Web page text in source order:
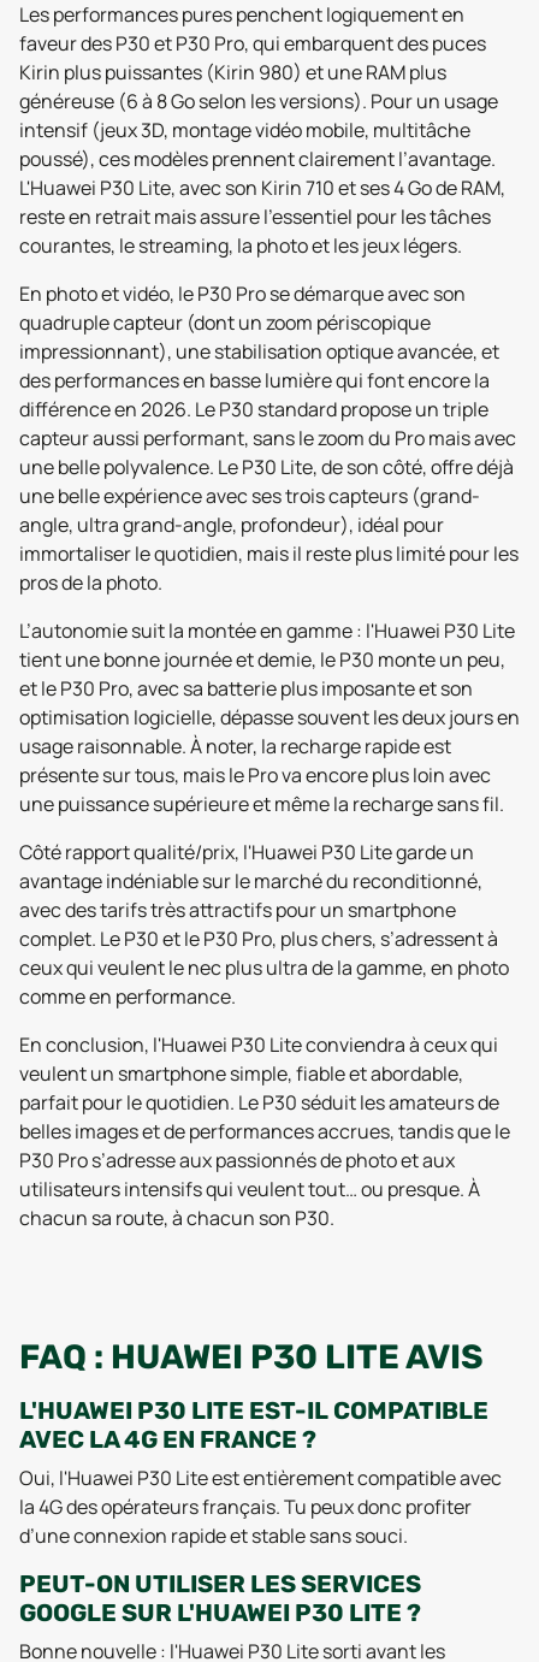
Les performances pures penchent logiquement en
faveur des P30 et P30 Pro, qui embarquent des puces
Kirin plus puissantes (Kirin 980) et une RAM plus
généreuse (6 à 8 Go selon les versions). Pour un usage
intensif (jeux 3D, montage vidéo mobile, multitâche
poussé), ces modèles prennent clairement l’avantage.
L'Huawei P30 Lite, avec son Kirin 710 et ses 4 Go de RAM,
reste en retrait mais assure l’essentiel pour les tâches
courantes, le streaming, la photo et les jeux légers.
En photo et vidéo, le P30 Pro se démarque avec son
quadruple capteur (dont un zoom périscopique
impressionnant), une stabilisation optique avancée, et
des performances en basse lumière qui font encore la
différence en 2026. Le P30 standard propose un triple
capteur aussi performant, sans le zoom du Pro mais avec
une belle polyvalence. Le P30 Lite, de son côté, offre déjà
une belle expérience avec ses trois capteurs (grand-
angle, ultra grand-angle, profondeur), idéal pour
immortaliser le quotidien, mais il reste plus limité pour les
pros de la photo.
L’autonomie suit la montée en gamme : l'Huawei P30 Lite
tient une bonne journée et demie, le P30 monte un peu,
et le P30 Pro, avec sa batterie plus imposante et son
optimisation logicielle, dépasse souvent les deux jours en
usage raisonnable. À noter, la recharge rapide est
présente sur tous, mais le Pro va encore plus loin avec
une puissance supérieure et même la recharge sans fil.
Côté rapport qualité/prix, l'Huawei P30 Lite garde un
avantage indéniable sur le marché du reconditionné,
avec des tarifs très attractifs pour un smartphone
complet. Le P30 et le P30 Pro, plus chers, s’adressent à
ceux qui veulent le nec plus ultra de la gamme, en photo
comme en performance.
En conclusion, l'Huawei P30 Lite conviendra à ceux qui
veulent un smartphone simple, fiable et abordable,
parfait pour le quotidien. Le P30 séduit les amateurs de
belles images et de performances accrues, tandis que le
P30 Pro s’adresse aux passionnés de photo et aux
utilisateurs intensifs qui veulent tout… ou presque. À
chacun sa route, à chacun son P30.
FAQ : HUAWEI P30 LITE AVIS
L'HUAWEI P30 LITE EST-IL COMPATIBLE
AVEC LA 4G EN FRANCE ?
Oui, l'Huawei P30 Lite est entièrement compatible avec
la 4G des opérateurs français. Tu peux donc profiter
d’une connexion rapide et stable sans souci.
PEUT-ON UTILISER LES SERVICES
GOOGLE SUR L'HUAWEI P30 LITE ?
Bonne nouvelle : l'Huawei P30 Lite sorti avant les